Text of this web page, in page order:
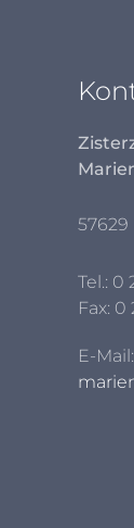
Tel.: 0
Fax: 0
E-Mail: